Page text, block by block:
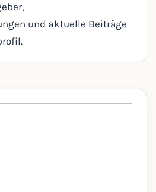
und aktuelle Beiträge